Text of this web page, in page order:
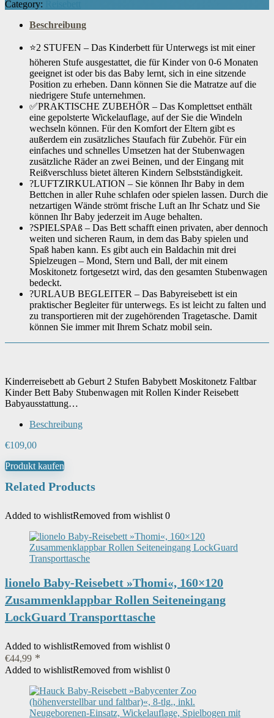
Category:
Beschreibung
⭐2 STUFEN – Das Kinderbett für Unterwegs ist mit einer
höheren Stufe ausgestattet, die für Kinder von 0-6 Monaten
geeignet ist oder bis das Baby lernt, sich in eine sitzende
Position zu erheben. Dann können Sie die Matratze auf die
niedrigere Stufe unternehmen.
✅PRAKTISCHE ZUBEHÖR – Das Komplettset enthält
eine gepolsterte Wickelauflage, auf der Sie die Windeln
wechseln können. Für den Komfort der Eltern gibt es
außerdem ein zusätzliches Staufach für Zubehör. Für ein
einfaches und schnelles Umsetzen hat der Stubenwagen
zusätzliche Räder an zwei Beinen, und der Eingang mit
Reißverschluss bietet älteren Kindern Selbstständigkeit.
?LUFTZIRKULATION – Sie können Ihr Baby in dem
Bettchen in aller Ruhe schlafen oder spielen lassen. Durch die
netzartigen Wände strömt frische Luft an Ihr Schatz und Sie
können Ihr Baby jederzeit im Auge behalten.
?SPIELSPAß – Das Bett schafft einen privaten, aber dennoch
weiten und sicheren Raum, in dem das Baby spielen und
Spaß haben kann. Es gibt auch ein Baldachin mit drei
Spielzeugen – Mond, Stern und Ball, der mit einem
Moskitonetz fortgesetzt wird, das den gesamten Stubenwagen
bedeckt.
?URLAUB BEGLEITER – Das Babyreisebett ist ein
praktischer Begleiter für unterwegs. Es ist leicht zu falten und
zu transportieren mit der zugehörenden Tragetasche. Damit
können Sie immer mit Ihrem Schatz mobil sein.
Kinderreisebett ab Geburt 2 Stufen Babybett Moskitonetz Faltbar
Kinder Bett Baby Stubenwagen mit Rollen Kinder Reisebett
Babyausstattung…
Beschreibung
€109,00
Produkt kaufen
Related Products
Added to wishlistRemoved from wishlist 0
lionelo Baby-Reisebett »Thomi«, 160×120
Zusammenklappbar Rollen Seiteneingang
LockGuard Transporttasche
Added to wishlistRemoved from wishlist 0
€44,99
Added to wishlistRemoved from wishlist 0